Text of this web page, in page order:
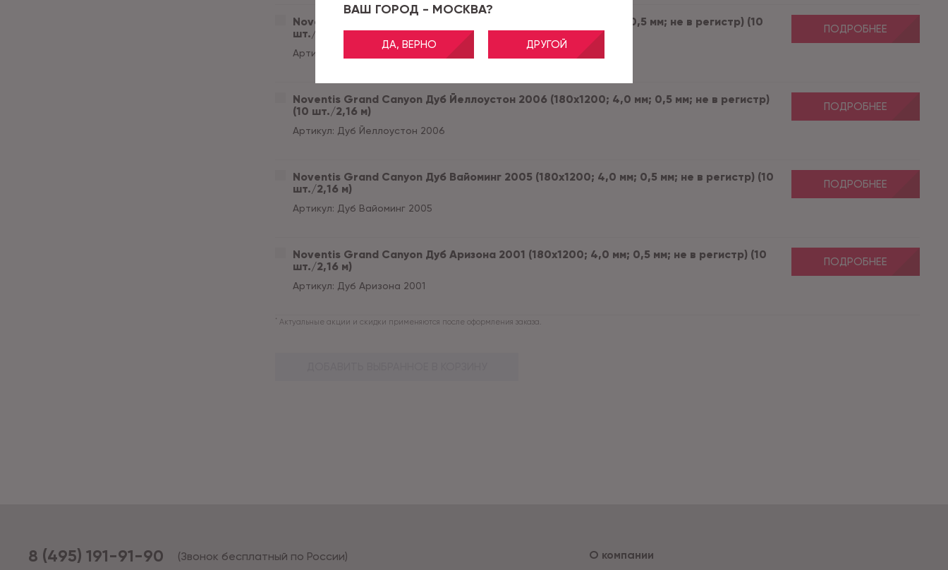
ВАШ ГОРОД - МОСКВА?
ДА, ВЕРНО ДРУГОЙ
Noventis Grand Сanyon Дуб Мохаве 2009 (180x1200; 4,0 мм; 0,5 мм; не в регистр) (10
шт./2,16 м)
Артикул: Дуб Мохаве 2009
ПОДРОБНЕЕ
Noventis Grand Сanyon Дуб Йеллоустон 2006 (180x1200; 4,0 мм; 0,5 мм; не в регистр)
(10 шт./2,16 м)
Артикул: Дуб Йеллоустон 2006
ПОДРОБНЕЕ
Noventis Grand Сanyon Дуб Вайоминг 2005 (180x1200; 4,0 мм; 0,5 мм; не в регистр) (10
шт./2,16 м)
Артикул: Дуб Вайоминг 2005
ПОДРОБНЕЕ
Noventis Grand Сanyon Дуб Аризона 2001 (180x1200; 4,0 мм; 0,5 мм; не в регистр) (10
шт./2,16 м)
Артикул: Дуб Аризона 2001
ПОДРОБНЕЕ
* Актуальные акции и скидки применяются после оформления заказа.
8 (495) 191-91-90 (Звонок бесплатный по России) О компании